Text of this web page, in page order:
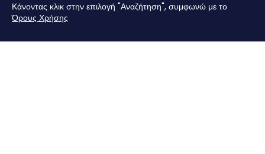
Κάνοντας κλικ στην επιλογή "Αναζήτηση", συμφωνώ με το
Όρους Χρήσης